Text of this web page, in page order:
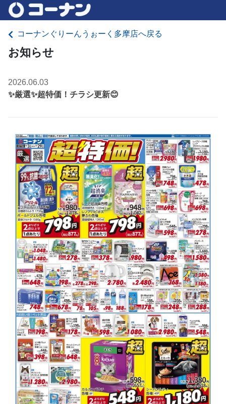
コーナンぐりーんうぉーく多摩店へ戻る
お知らせ
2026.06.03
✨厳選✨超特価！チラシ更新😊